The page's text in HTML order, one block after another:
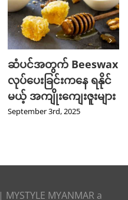
ဆံပင်အတွက် Beeswax
လုပ်ပေးခြင်းကနေ ရနိုင်
မယ့် အကျိုးကျေးဇူးများ
September 3rd, 2025
| MYSTYLE MYANMAR a